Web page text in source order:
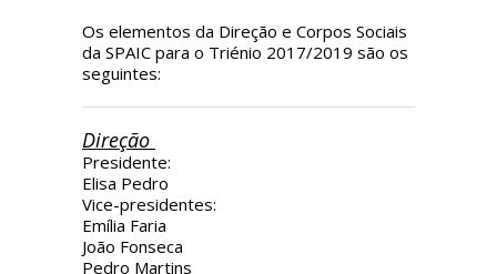
Os elementos da Direção e Corpos Sociais
da SPAIC para o Triénio 2017/2019 são os
seguintes:
Direção
Presidente:
Elisa Pedro
Vice-presidentes:
Emília Faria
João Fonseca
Pedro Martins